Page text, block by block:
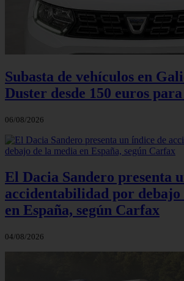
Subasta de vehículos en
Duster desde 150 euros
06/08/2026
El Dacia Sandero presenta
accidentabilidad por debajo
en España, según Carfax
04/08/2026